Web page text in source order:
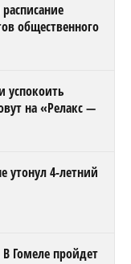
общественного
успокоить
на «Релакс —
утонул 4-летний
Гомеле пройдет